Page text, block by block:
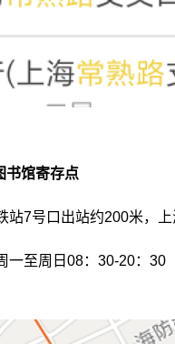
书馆寄存点
站7号口出站约200米，
一至周日08：30-20：30